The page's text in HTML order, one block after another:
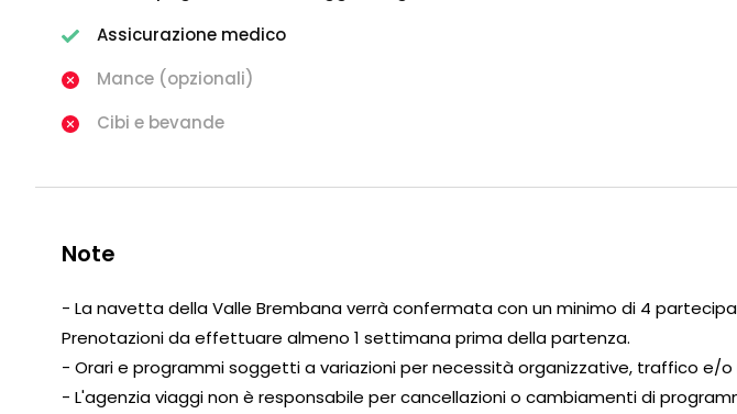
Assicurazione medico
Mance (opzionali)
Cibi e bevande
Note
- La navetta della Valle Brembana verrà confermata con un minimo di 4
Prenotazioni da effettuare almeno 1 settimana prima della partenza.
- Orari e programmi soggetti a variazioni per necessità organizzative, traffico e/
- L'agenzia viaggi non è responsabile per cancellazioni o cambiamenti di